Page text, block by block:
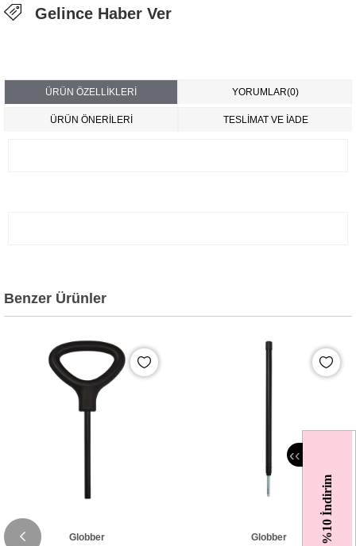
%10 İndirim
‹‹
Gelince Haber Ver
ÜRÜN ÖZELLIKLERI YORUMLAR(0)
ÜRÜN ÖNERILERI TESLİMAT VE İADE
Benzer Ürünler
Globber Globber